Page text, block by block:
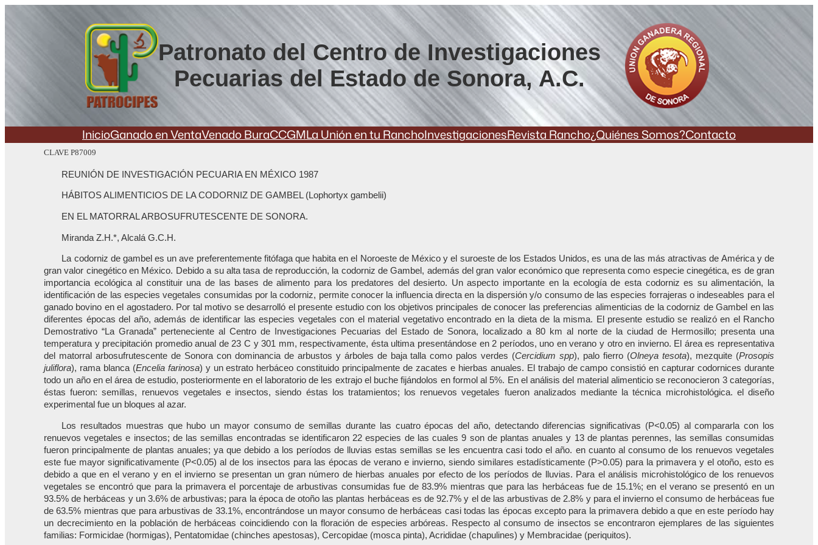
Patronato del Centro de Investigaciones
Pecuarias del Estado de Sonora, A.C.
InicioGanado en VentaVenado BuraCCGMLa Unión en tu RanchoInvestigacionesRevista Rancho¿Quiénes Somos?Contacto
CLAVE P87009
REUNIÓN DE INVESTIGACIÓN PECUARIA EN MÉXICO 1987
HÁBITOS ALIMENTICIOS DE LA CODORNIZ DE GAMBEL (Lophortyx gambelii)
EN EL MATORRAL ARBOSUFRUTESCENTE DE SONORA.
Miranda Z.H.*, Alcalá G.C.H.
La codorniz de gambel es un ave preferentemente fitófaga que habita en el Noroeste de México y el suroeste de los Estados Unidos, es una de las más atractivas de América y de
gran valor cinegético en México. Debido a su alta tasa de reproducción, la codorniz de Gambel, además del gran valor económico que representa como especie cinegética, es de gran
importancia ecológica al constituir una de las bases de alimento para los predatores del desierto. Un aspecto importante en la ecología de esta codorniz es su alimentación, la
identificación de las especies vegetales consumidas por la codorniz, permite conocer la influencia directa en la dispersión y/o consumo de las especies forrajeras o indeseables para el
ganado bovino en el agostadero. Por tal motivo se desarrolló el presente estudio con los objetivos principales de conocer las preferencias alimenticias de la codorniz de Gambel en las
diferentes épocas del año, además de identificar las especies vegetales con el material vegetativo encontrado en la dieta de la misma. El presente estudio se realizó en el Rancho
Demostrativo “La Granada” perteneciente al Centro de Investigaciones Pecuarias del Estado de Sonora, localizado a 80 km al norte de la ciudad de Hermosillo; presenta una
temperatura y precipitación promedio anual de 23 C y 301 mm, respectivamente, ésta ultima presentándose en 2 períodos, uno en verano y otro en invierno. El área es representativa
del matorral arbosufrutescente de Sonora con dominancia de arbustos y árboles de baja talla como palos verdes (Cercidium spp), palo fierro (Olneya tesota), mezquite (Prosopis
juliflora), rama blanca (Encelia farinosa) y un estrato herbáceo constituido principalmente de zacates e hierbas anuales. El trabajo de campo consistió en capturar codornices durante
todo un año en el área de estudio, posteriormente en el laboratorio de les extrajo el buche fijándolos en formol al 5%. En el análisis del material alimenticio se reconocieron 3 categorías,
éstas fueron: semillas, renuevos vegetales e insectos, siendo éstas los tratamientos; los renuevos vegetales fueron analizados mediante la técnica microhistológica. el diseño
experimental fue un bloques al azar.
Los resultados muestras que hubo un mayor consumo de semillas durante las cuatro épocas del año, detectando diferencias significativas (P<0.05) al compararla con los
renuevos vegetales e insectos; de las semillas encontradas se identificaron 22 especies de las cuales 9 son de plantas anuales y 13 de plantas perennes, las semillas consumidas
fueron principalmente de plantas anuales; ya que debido a los períodos de lluvias estas semillas se les encuentra casi todo el año. en cuanto al consumo de los renuevos vegetales
este fue mayor significativamente (P<0.05) al de los insectos para las épocas de verano e invierno, siendo similares estadísticamente (P>0.05) para la primavera y el otoño, esto es
debido a que en el verano y en el invierno se presentan un gran número de hierbas anuales por efecto de los períodos de lluvias. Para el análisis microhistológico de los renuevos
vegetales se encontró que para la primavera el porcentaje de arbustivas consumidas fue de 83.9% mientras que para las herbáceas fue de 15.1%; en el verano se presentó en un
93.5% de herbáceas y un 3.6% de arbustivas; para la época de otoño las plantas herbáceas es de 92.7% y el de las arbustivas de 2.8% y para el invierno el consumo de herbáceas fue
de 63.5% mientras que para arbustivas de 33.1%, encontrándose un mayor consumo de herbáceas casi todas las épocas excepto para la primavera debido a que en este período hay
un decrecimiento en la población de herbáceas coincidiendo con la floración de especies arbóreas. Respecto al consumo de insectos se encontraron ejemplares de las siguientes
familias: Formicidae (hormigas), Pentatomidae (chinches apestosas), Cercopidae (mosca pinta), Acrididae (chapulines) y Membracidae (periquitos).